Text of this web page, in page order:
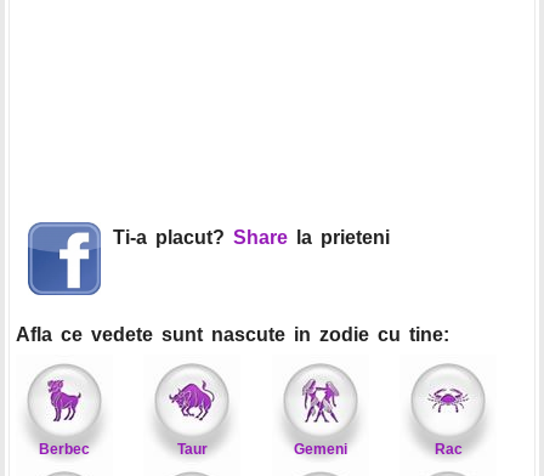
Ti-a placut? Share la prieteni
Afla ce vedete sunt nascute in zodie cu tine:
Berbec Taur Gemeni Rac